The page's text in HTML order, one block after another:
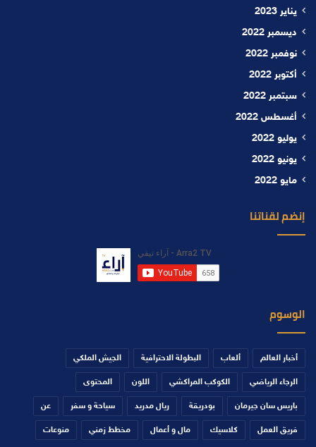
يناير 2023
ديسمبر 2022
نوفمبر 2022
أكتوبر 2022
سبتمبر 2022
أغسطس 2022
يوليو 2022
يونيو 2022
مايو 2022
إنضم لقناتنا
الوسوم
أخبار العالم ألعاب البطولة الاحترافية الجيش الملكي
الرجاء الرياضي الكوكب المراكشي اللون المحتوى
باريس سان جيرمان بودريقة ريال مدريد سياحة و سفر عن
فريق العمل كلاسيك مال و أعمال مخطط زمني منوعات